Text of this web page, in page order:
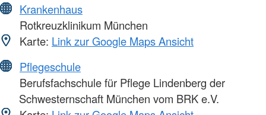
Krankenhaus
Rotkreuzklinikum München
Karte: Link zur Google Maps Ansicht
Pflegeschule
Berufsfachschule für Pflege Lindenberg der
Schwesternschaft München vom BRK e.V.